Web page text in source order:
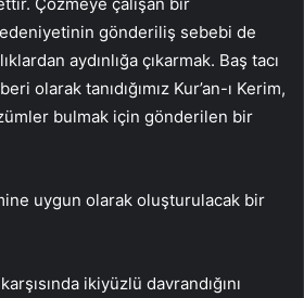
gönderiliş sebebi de
aydınlığa çıkarmak. Baş tacı
olarak tanıdığımız Kur’an-ı Kerim,
bulmak için gönderilen bir
uygun olarak oluşturulacak bir
ikiyüzlü davrandığını